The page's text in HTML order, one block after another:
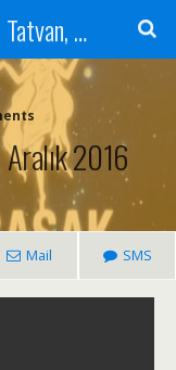
Ajans13.com - Bitlis Haber, Tatvan, Ahlat, Adilcevaz, Mutki, Hizan, Güroymak, Gazete, Ajans, 13, Haber
2016
Mail SMS